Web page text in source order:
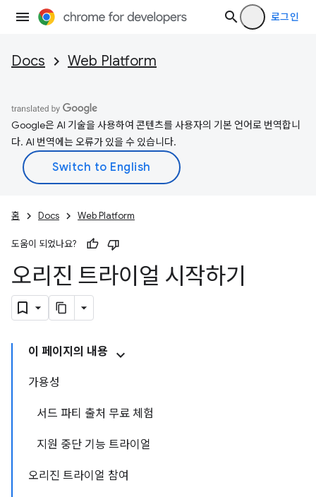
로그인
Docs Web Platform
Google은 AI 기술을 사용하여 콘텐츠를 사용자의 기본 언어로 번역합니
다. AI 번역에는 오류가 있을 수 있습니다.
홈 Docs Web Platform
도움이 되었나요?
오리진 트라이얼 시작하기
이 페이지의 내용
가용성
서드 파티 출처 무료 체험
지원 중단 기능 트라이얼
오리진 트라이얼 참여